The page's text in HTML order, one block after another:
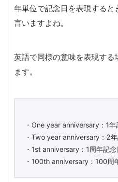
年単位で記念日を表現すると
言いますよね。
英語で同様の意味を表現する
ます。
・One year anniversary：1年
・Two year anniversary：2
・1st anniversary：1周年記念
・100th anniversary：100周